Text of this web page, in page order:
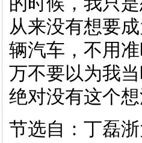
从来没有想要
辆汽车，不用
万不要以为我
绝对没有这个想
节选自： 丁磊